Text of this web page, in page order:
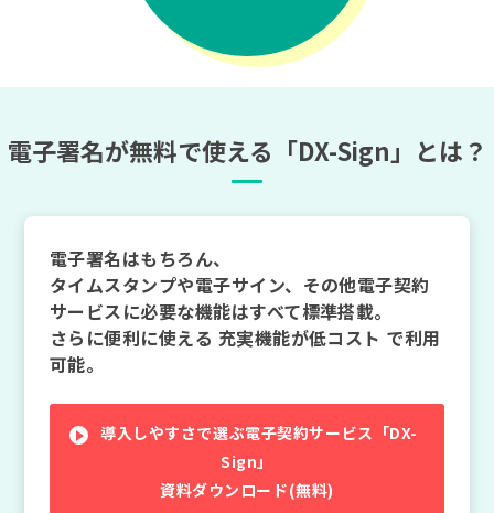
電子署名が無料で使える「DX-Sign」とは？
電子署名はもちろん、
タイムスタンプや電子サイン、その他電子契約
サービスに必要な機能はすべて標準搭載。
さらに便利に使える 充実機能が低コスト で利用
可能。
導入しやすさで選ぶ電子契約サービス「DX-
Sign」
資料ダウンロード(無料)